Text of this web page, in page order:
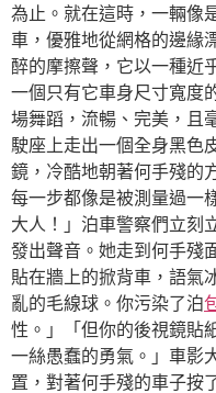
為止。就在這時，一輛像
車，優雅地從網格的邊緣
醉的摩擦聲，它以一種近
一個只有它車身尺寸寬度
場舞蹈，流暢、完美，且
駛座上走出一個全身黑色
鏡，冷酷地朝著何手殘的
每一步都像是被測量過一
大人！」泊車警察們立刻
發出聲音。她走到何手殘
貼在牆上的掀背車，語氣
亂的毛線球。你污染了泊
性。」「但你的後視鏡
一絲愚蠢的勇氣。」車影
置，對著何手殘的車子按